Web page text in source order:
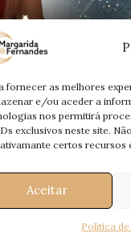
fornecer as melhores
e/ou aceder a
nos permitirá
exclusivos neste site.
certos recursos
Aceitar
Política
E Eles
Mensagem. Uma
acompanham